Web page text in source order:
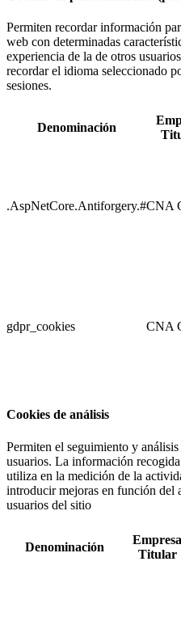
Permiten recordar información
web con determinadas
experiencia de la de otros
recordar el idioma seleccionado
sesiones.
Denominación
.AspNetCore.Antiforgery.#CNA
gdpr_cookies CNA
Cookies de análisis
Permiten el seguimiento y
usuarios. La información
utiliza en la medición de la
introducir mejoras en función del
usuarios del sitio
Denominación
Empresa
Titular